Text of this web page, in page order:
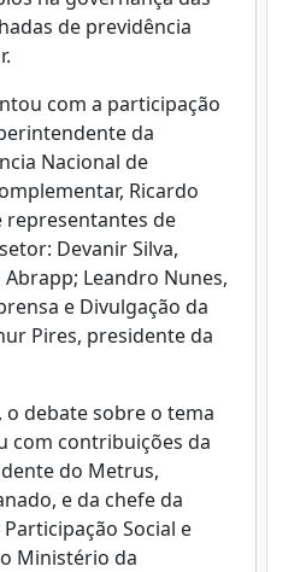
de previdência
com a participação
da
Nacional de
Ricardo
representantes de
Devanir Silva,
Leandro Nunes,
e Divulgação da
Pires, presidente da
o debate sobre o tema
com contribuições da
do Metrus,
e da chefe da
Social e
Ministério da